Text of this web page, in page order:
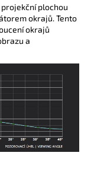
plochou
okrajů. Tento
okrajů
a